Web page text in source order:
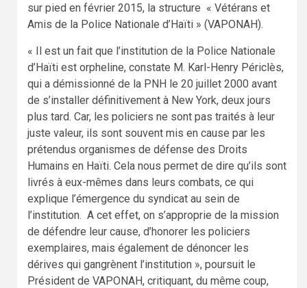
sur pied en février 2015, la structure « Vétérans et
Amis de la Police Nationale d’Haïti » (VAPONAH).
« Il est un fait que l’institution de la Police Nationale
d’Haïti est orpheline, constate M. Karl-Henry Périclès,
qui a démissionné de la PNH le 20 juillet 2000 avant
de s’installer définitivement à New York, deux jours
plus tard. Car, les policiers ne sont pas traités à leur
juste valeur, ils sont souvent mis en cause par les
prétendus organismes de défense des Droits
Humains en Haïti. Cela nous permet de dire qu’ils sont
livrés à eux-mêmes dans leurs combats, ce qui
explique l’émergence du syndicat au sein de
l’institution. A cet effet, on s’approprie de la mission
de défendre leur cause, d’honorer les policiers
exemplaires, mais également de dénoncer les
dérives qui gangrènent l’institution », poursuit le
Président de VAPONAH, critiquant, du même coup,